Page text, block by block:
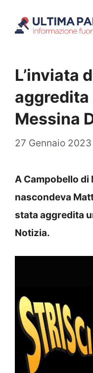
L’inviata
aggredita
Messina
27 Gennaio 2023
A Campobello di
nascondeva
stata aggredita
Notizia.